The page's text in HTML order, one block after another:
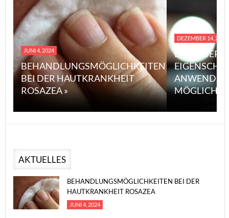
JUNI 4, 2024
BEHANDLUNGSMÖGLICHKEITEN
BEI DER HAUTKRANKHEIT
ROSAZEA »
DEZEMBER 14, 2023
EINE
MÖGLICHE
AKTUELLES
BEHANDLUNGSMÖGLICHKEITEN BEI DER
HAUTKRANKHEIT ROSAZEA
JUNI 4, 2024